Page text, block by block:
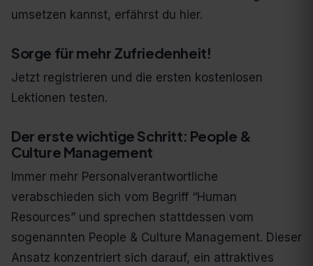
umsetzen kannst, erfährst du hier.
Sorge für mehr Zufriedenheit!
Jetzt registrieren und die ersten kostenlosen
Lektionen testen.
Der erste wichtige Schritt: People &
Culture Management
Immer mehr Personalverantwortliche
verabschieden sich vom Begriff “Human
Resources” und sprechen stattdessen vom
sogenannten People & Culture Management. Dieser
Ansatz konzentriert sich darauf, ein attraktives